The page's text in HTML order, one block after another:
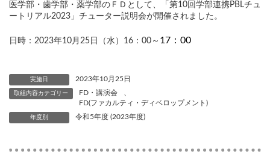
医学部・歯学部・薬学部のＦＤとして、「第10回学部連携PBLチュ
ートリアル2023」チューター説明会が開催されました。
日時：2023年10月25日（水）16：00～ 17：00
実施日 2023年10月25日
取組内容カテゴリー FD・講演会
FD(ファカルティ・ディベロップメント)
年度別 令和5年度 (2023年度)